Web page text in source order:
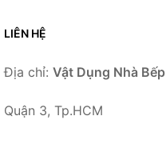
LIÊN HỆ
Địa chỉ: Vật Dụng Nhà Bếp
Quận 3, Tp.HCM